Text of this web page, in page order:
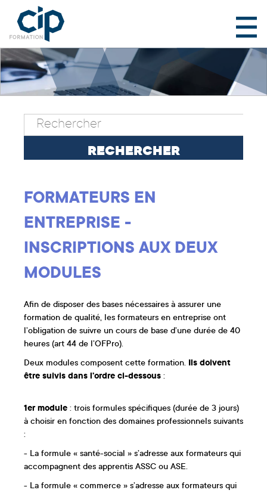
FORMATEURS EN
ENTREPRISE -
INSCRIPTIONS AUX DEUX
MODULES
Afin de disposer des bases nécessaires à assurer une
formation de qualité, les formateurs en entreprise ont
l’obligation de suivre un cours de base d’une durée de 40
heures (art 44 de l’OFPro).
Deux modules composent cette formation. Ils doivent
être suivis dans l'ordre ci-dessous :
1er module : trois formules spécifiques (durée de 3 jours)
à choisir en fonction des domaines professionnels suivants
:
- La formule « santé-social » s’adresse aux formateurs qui
accompagnent des apprentis ASSC ou ASE.
- La formule « commerce » s’adresse aux formateurs qui